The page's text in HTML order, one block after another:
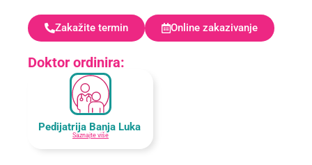
Zakažite termin Online zakazivanje
Doktor ordinira:
Pedijatrija Banja Luka
Saznajte više